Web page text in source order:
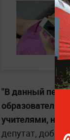
"В данный
учителями, но
депутат,